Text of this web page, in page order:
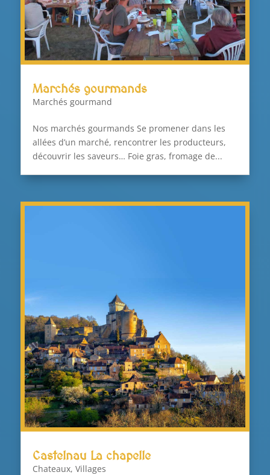
Marchés gourmands
Marchés gourmand
Nos marchés gourmands Se promener dans les
allées d’un marché, rencontrer les producteurs,
découvrir les saveurs… Foie gras, fromage de...
Castelnau La chapelle
Chateaux, Villages